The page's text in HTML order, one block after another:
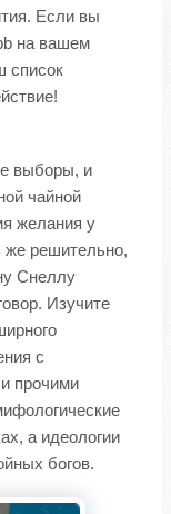
Если вы
на вашем
список
выборы, и
чайной
желания у
же решительно,
Снеллу
Изучите
с
прочими
а идеологии
богов.